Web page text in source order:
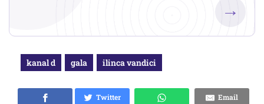
→
kanal d gala ilinca vandici
Twitter
Email